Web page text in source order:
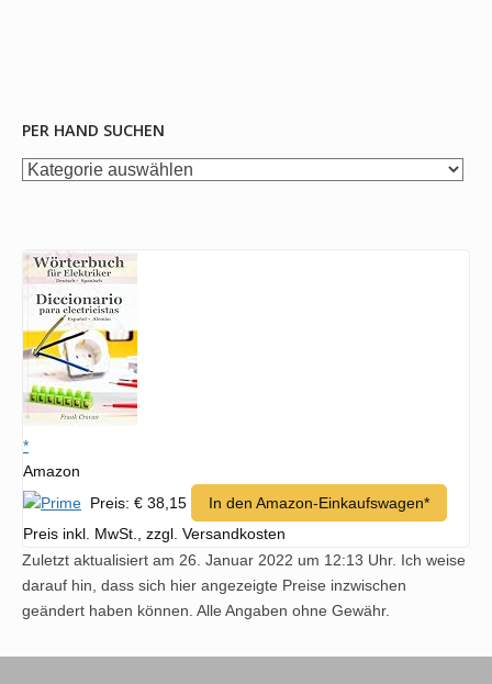
PER HAND SUCHEN
per
*
Amazon
Preis: € 38,15
In den Amazon-Einkaufswagen*
Preis inkl. MwSt., zzgl. Versandkosten
Zuletzt aktualisiert am 26. Januar 2022 um 12:13 Uhr. Ich weise
darauf hin, dass sich hier angezeigte Preise inzwischen
geändert haben können. Alle Angaben ohne Gewähr.